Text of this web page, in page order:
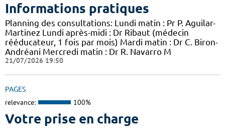
Informations pratiques
Planning des consultations: Lundi matin : Pr P. Aguilar-
Martinez Lundi après-midi : Dr Ribaut (médecin
rééducateur, 1 fois par mois) Mardi matin : Dr C. Biron-
Andréani Mercredi matin : Dr R. Navarro M
21/07/2026 19:50
PAGES
relevance: 100%
Votre prise en charge